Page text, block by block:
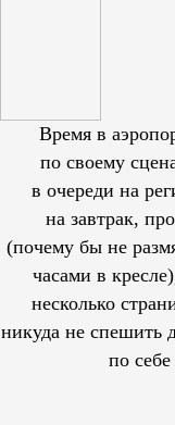
Время в
по своему
в очереди на
на завтрак,
(почему бы не
часами в
несколько
никуда не спешить
по